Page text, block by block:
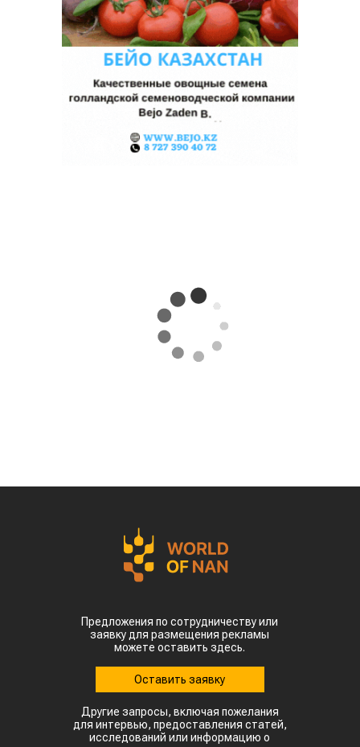
Предложения по сотрудничеству или
заявку для размещения рекламы
можете оставить здесь.
Оставить заявку
Другие запросы, включая пожелания
для интервью, предоставления статей,
исследований или информацию о